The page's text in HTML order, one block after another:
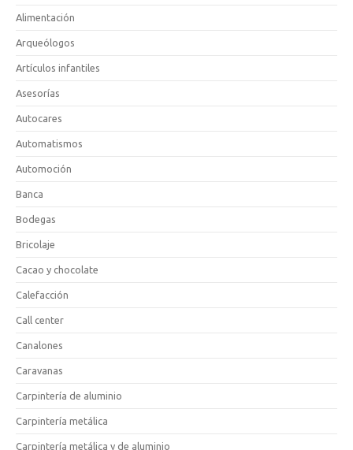
Alimentación
Arqueólogos
Artículos infantiles
Asesorías
Autocares
Automatismos
Automoción
Banca
Bodegas
Bricolaje
Cacao y chocolate
Calefacción
Call center
Canalones
Caravanas
Carpintería de aluminio
Carpintería metálica
Carpintería metálica y de aluminio